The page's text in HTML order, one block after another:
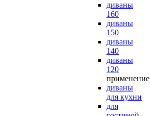
диваны
160
диваны
150
диваны
140
диваны
120
применение
диваны
для кухни
для